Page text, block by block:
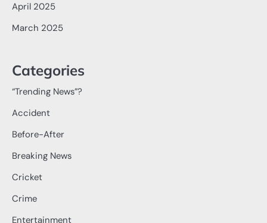
April 2025
March 2025
Categories
“Trending News”?
Accident
Before-After
Breaking News
Cricket
Crime
Entertainment